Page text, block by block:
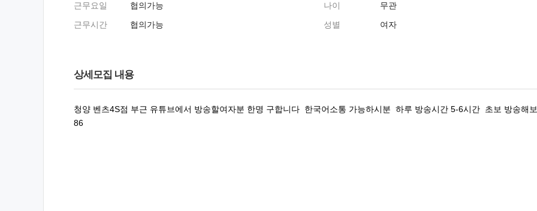
근무요일
협의가능
근무시간
협의가능
나이
무관
성별
여자
상세모집 내용
청양 벤츠4S점 부근 유튜브에서 방송할여자분 한명 구합니다 한국어소통 가능하시분 하루 방송시간 5-6시간 초보 방송해
86